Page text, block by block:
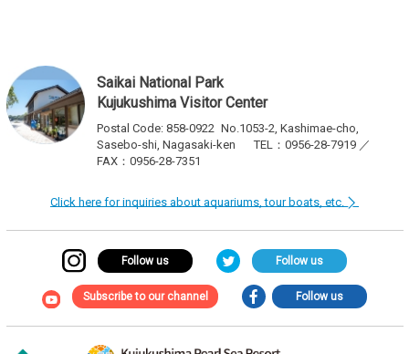
Saikai National Park
Kujukushima Visitor Center
Postal Code: 858-0922 No.1053-2, Kashimae-cho,
Sasebo-shi, Nagasaki-ken
TEL：0956-28-7919 ／
FAX：0956-28-7351
Click here for inquiries about aquariums, tour boats, etc.
Follow us Follow us
Subscribe to our channel Follow us